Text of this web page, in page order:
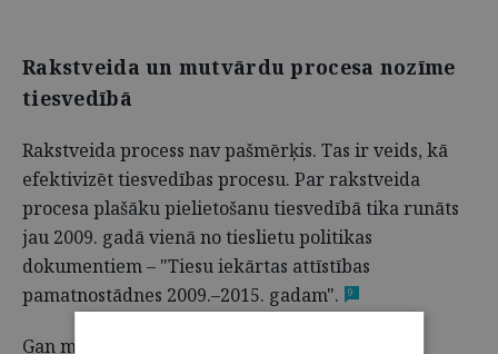
Rakstveida un mutvārdu procesa nozīme
tiesvedībā
Rakstveida process nav pašmērķis. Tas ir veids, kā
efektivizēt tiesvedības procesu. Par rakstveida
procesa plašāku pielietošanu tiesvedībā tika runāts
jau 2009. gadā vienā no tieslietu politikas
dokumentiem – "Tiesu iekārtas attīstības
pamatnostādnes 2009.–2015. gadam".
9
Gan mutvārdu, gan rakstveida process tiesā ir